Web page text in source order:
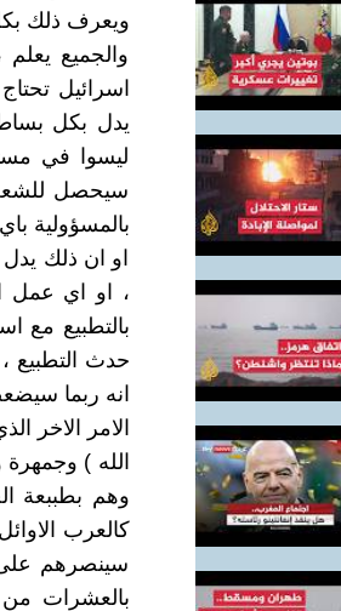
ويعرف ذلك
والجميع
اسرائيل
يدل بكل
ليسوا في
سيحصل
بالمسؤولية
او ان ذلك يدل
، او اي عمل
بالتطبيع مع
حدث التطبيع
انه ربما
الامر
الله )
وهم بطببعة
كالعرب
سينصرهم على
بالعشرات من